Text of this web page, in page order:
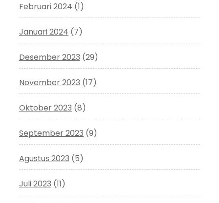
Februari 2024 (1)
Januari 2024 (7)
Desember 2023 (29)
November 2023 (17)
Oktober 2023 (8)
September 2023 (9)
Agustus 2023 (5)
Juli 2023 (11)